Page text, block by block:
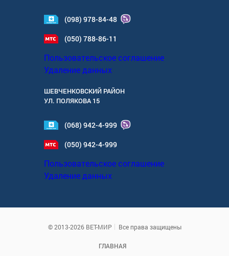
(098) 978-84-48
(050) 788-86-11
Пользовательское соглашение
Удаление данных
ШЕВЧЕНКОВСКИЙ РАЙОН
УЛ. ПОЛЯКОВА 15
(068) 942-4-999
(050) 942-4-999
Пользовательское соглашение
Удаление данных
© 2013-2026 ВЕТ-МИР Все права защищены
ГЛАВНАЯ